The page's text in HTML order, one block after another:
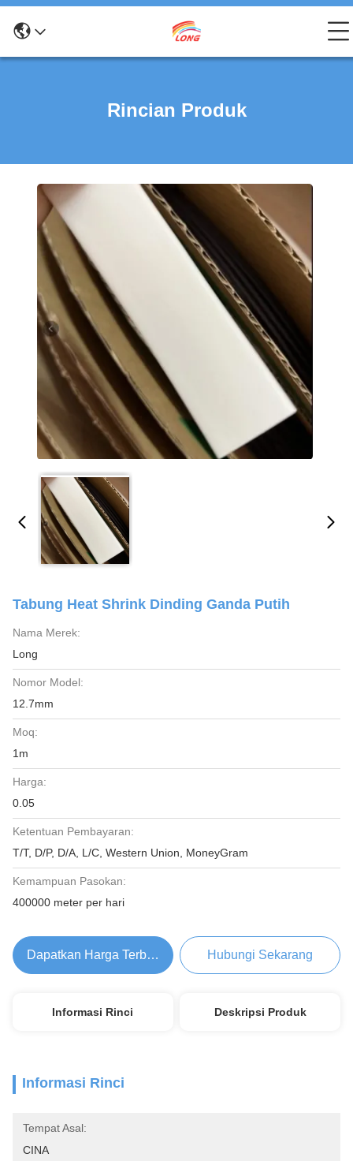
Rincian Produk
Tabung Heat Shrink Dinding Ganda Putih
Nama Merek:
Long
Nomor Model:
12.7mm
Moq:
1m
Harga:
0.05
Ketentuan Pembayaran:
T/T, D/P, D/A, L/C, Western Union, MoneyGram
Kemampuan Pasokan:
400000 meter per hari
Dapatkan Harga Terbaik Hubungi Sekarang
Informasi Rinci Deskripsi Produk
Informasi Rinci
Tempat Asal:
CINA